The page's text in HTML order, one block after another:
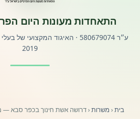
פורטל לוח מודעות דרושים עובדים
השתלמויות וקורסים לגננות ולצוותי חינוך | גיל הרך 0-
התאחדות מעונות היום
ע״ר 580679074 · האיגוד
2019
בית‹ משרות‹דרושה אשת חינוך בכפר סבא —